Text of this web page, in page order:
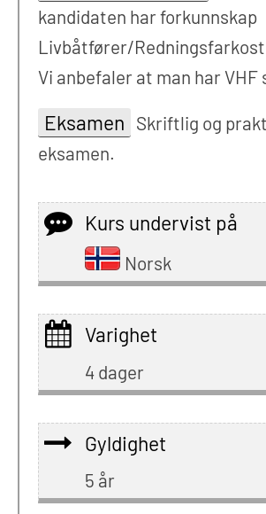
kandidaten har forkunnskap
Livbåtfører/
Vi anbefaler at man har
Eksamen Skriftlig og
eksamen.
Kurs undervist på
Norsk
Varighet
4 dager
Gyldighet
5 år